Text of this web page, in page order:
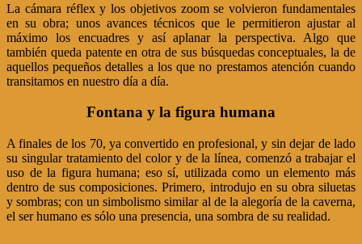
La cámara réflex y los objetivos zoom se volvieron fundamentales
en su obra; unos avances técnicos que le permitieron ajustar al
máximo los encuadres y así aplanar la perspectiva. Algo que
también queda patente en otra de sus búsquedas conceptuales, la de
aquellos pequeños detalles a los que no prestamos atención cuando
transitamos en nuestro día a día.
Fontana y la figura humana
A finales de los 70, ya convertido en profesional, y sin dejar de lado
su singular tratamiento del color y de la línea, comenzó a trabajar el
uso de la figura humana; eso sí, utilizada como un elemento más
dentro de sus composiciones. Primero, introdujo en su obra siluetas
y sombras; con un simbolismo similar al de la alegoría de la caverna,
el ser humano es sólo una presencia, una sombra de su realidad.